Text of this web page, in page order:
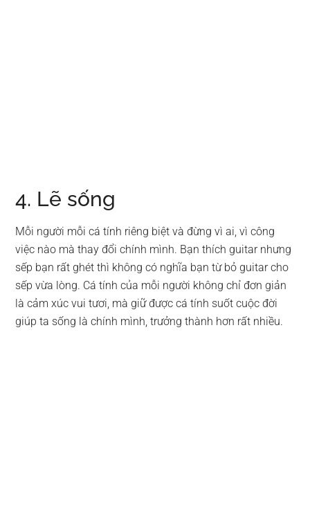
4. Lẽ sống
Mỗi người mỗi cá tính riêng biệt và đừng vì ai, vì công
việc nào mà thay đổi chính mình. Bạn thích guitar nhưng
sếp bạn rất ghét thì không có nghĩa bạn từ bỏ guitar cho
sếp vừa lòng. Cá tính của mỗi người không chỉ đơn giản
là cảm xúc vui tươi, mà giữ được cá tính suốt cuộc đời
giúp ta sống là chính mình, trưởng thành hơn rất nhiều.